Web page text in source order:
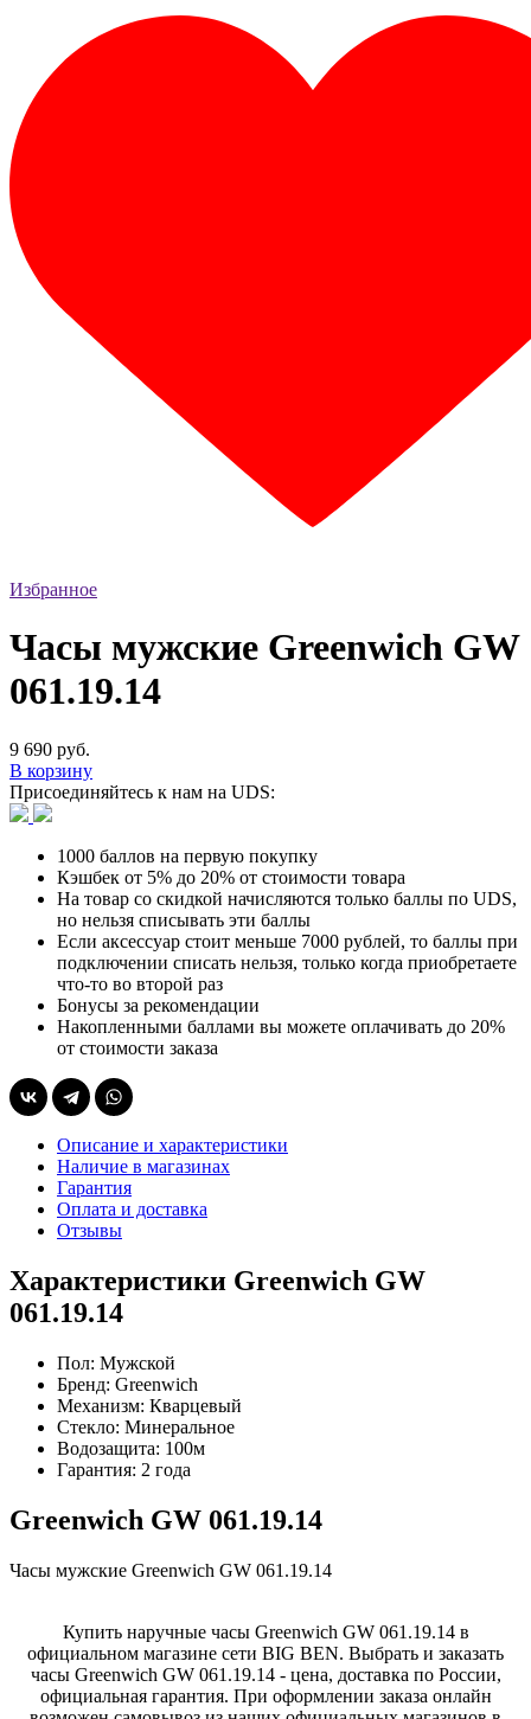
Избранное
Часы мужские Greenwich GW
061.19.14
9 690 руб.
В корзину
Присоединяйтесь к нам на UDS:
1000 баллов на первую покупку
Кэшбек от 5% до 20% от стоимости товара
На товар со скидкой начисляются только баллы по UDS,
но нельзя списывать эти баллы
Если аксессуар стоит меньше 7000 рублей, то баллы при
подключении списать нельзя, только когда приобретаете
что-то во второй раз
Бонусы за рекомендации
Накопленными баллами вы можете оплачивать до 20%
от стоимости заказа
Описание и характеристики
Наличие в магазинах
Гарантия
Оплата и доставка
Отзывы
Характеристики Greenwich GW
061.19.14
Пол: Мужской
Бренд: Greenwich
Механизм: Кварцевый
Стекло: Минеральное
Водозащита: 100м
Гарантия: 2 года
Greenwich GW 061.19.14
Часы мужские Greenwich GW 061.19.14
Купить наручные часы Greenwich GW 061.19.14 в
официальном магазине сети BIG BEN. Выбрать и заказать
часы Greenwich GW 061.19.14 - цена, доставка по России,
официальная гарантия. При оформлении заказа онлайн